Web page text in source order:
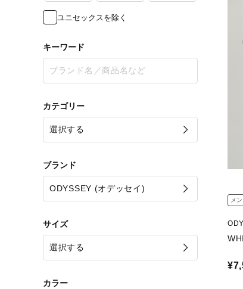
ユニセックスを除く
キーワード
カテゴリー
ブランド
サイズ
カラー
メ